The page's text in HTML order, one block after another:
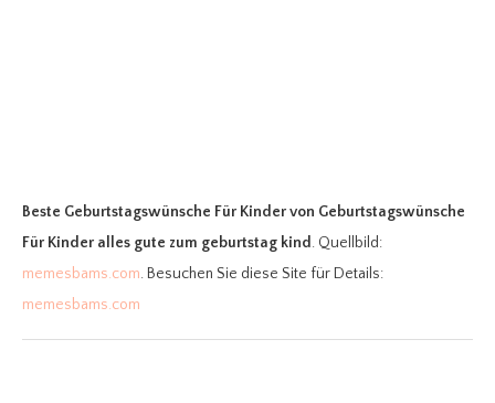
Beste Geburtstagswünsche Für Kindervon Geburtstagswünsche
Für Kinder alles gute zum geburtstag kind. Quellbild:
memesbams.com. Besuchen Sie diese Site für Details:
memesbams.com